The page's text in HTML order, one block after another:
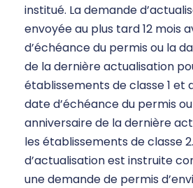
institué. La demande
envoyée au plus tard 12 mois
d’échéance du permis ou la
de la dernière actualisation
établissements de classe 1 et
date d’échéance du permis
anniversaire de la dernière
les établissements de classe
d’actualisation est instruite
une demande de permis